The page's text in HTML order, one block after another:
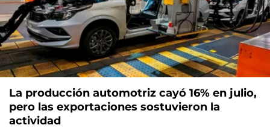
La producción automotriz cayó 16% en julio,
pero las exportaciones sostuvieron la
actividad